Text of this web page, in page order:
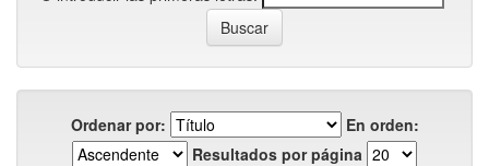
Ordenar por:
En orden:
Resultados por página